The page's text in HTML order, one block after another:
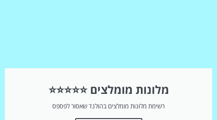
מלונות מומלצים ⭐⭐⭐⭐⭐
רשימת מלונות מומלצים בהולנד שאסור לפספס